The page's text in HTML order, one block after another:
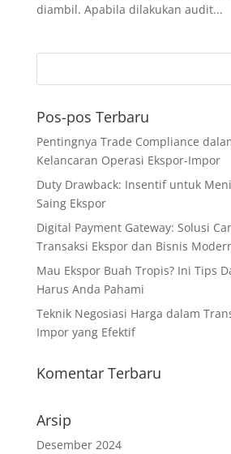
diambil. Apabila dilakukan audit...
Pos-pos Terbaru
Pentingnya Trade Compliance
Kelancaran Operasi Ekspor-Impor
Duty Drawback: Insentif untuk
Saing Ekspor
Digital Payment Gateway: Solusi
Transaksi Ekspor dan Bisnis
Mau Ekspor Buah Tropis? Ini Tips
Harus Anda Pahami
Teknik Negosiasi Harga dalam
Impor yang Efektif
Komentar Terbaru
Arsip
Desember 2024